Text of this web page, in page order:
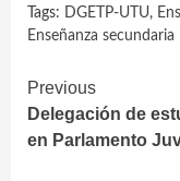
Tags: DGETP-UTU,
Enseñanza secundaria
Continue
Reading
Previous
Delegación de
en Parlamento